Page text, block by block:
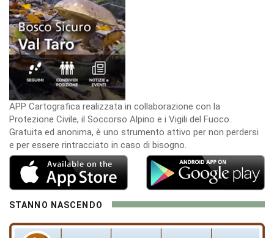
APP Cartografica realizzata in collaborazione con la
Protezione Civile, il Soccorso Alpino e i Vigili del Fuoco.
Gratuita ed anonima, è uno strumento attivo per non perdersi
e per essere rintracciato in caso di bisogno.
STANNO NASCENDO